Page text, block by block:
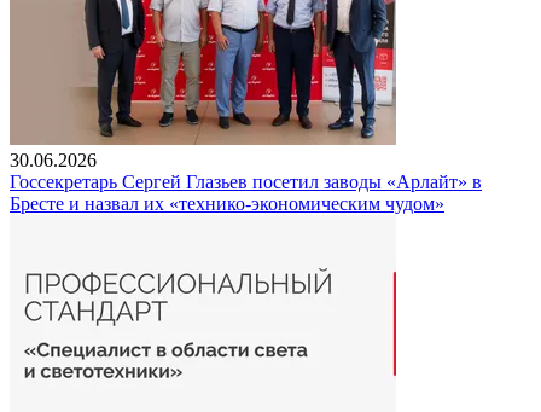
30.06.2026
Госсекретарь Сергей Глазьев посетил заводы «Арлайт» в
Бресте и назвал их «технико-экономическим чудом»